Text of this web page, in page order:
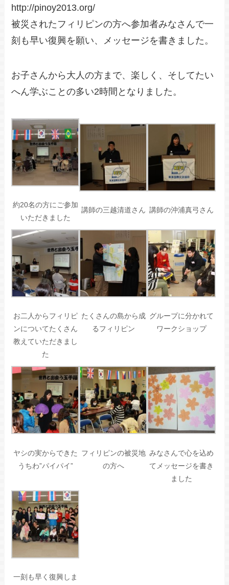
http://pinoy2013.org/
被災されたフィリピンの方へ参加者みなさんで一
刻も早い復興を願い、メッセージを書きました。
お子さんから大人の方まで、楽しく、そしてたい
へん学ぶことの多い2時間となりました。
約20名の方にご参加
いただきました
講師の三越清道さん 講師の沖浦真弓さん
お二人からフィリピ
ンについてたくさん
教えていただきまし
た
たくさんの島から成
るフィリピン
グループに分かれて
ワークショップ
ヤシの実からできた
うちわ”パイパイ”
フィリピンの被災地
の方へ
みなさんで心を込め
てメッセージを書き
ました
一刻も早く復興しま